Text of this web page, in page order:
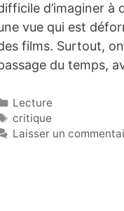
d’imaginer à
vue qui est
films. Surtout,
du temps,
Catégories
Lecture
Étiquettes
critique
Laisser un